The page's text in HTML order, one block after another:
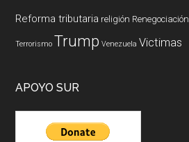
Reforma tributaria religión Renegociación
Terrorismo Trump Venezuela Victimas
APOYO SUR